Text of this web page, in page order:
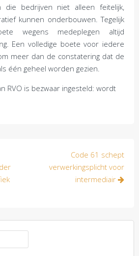
die bedrijven niet alleen feitelijk,
kunnen onderbouwen. Tegelijk
wegens medeplegen altijd
Een volledige boete voor iedere
meer dan de constatering dat de
één geheel worden gezien.
RVO is bezwaar ingesteld: wordt
Code 61 schept
verwerkingsplicht voor
intermediair